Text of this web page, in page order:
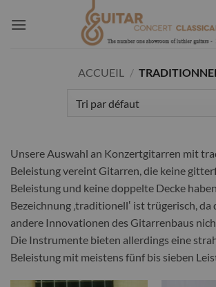
ACCUEIL /
Unsere Auswahl an Konzertgitarren mit
Beleistung vereint Gitarren, die keine
Beleistung und keine doppelte Decke
Bezeichnung ‚traditionell‛ ist trügerisch, da
andere Innovationen des Gitarrenbaus
Die Instrumente bieten allerdings eine
Beleistung mit meistens fünf bis sieben